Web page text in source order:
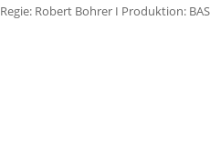
Regie: Robert Bohrer I Produktion: